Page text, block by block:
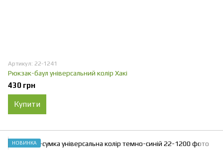
Артикул: 22-1241
Рюкзак-баул універсальний колір Хакі
430 грн
Купити
НОВИНКА